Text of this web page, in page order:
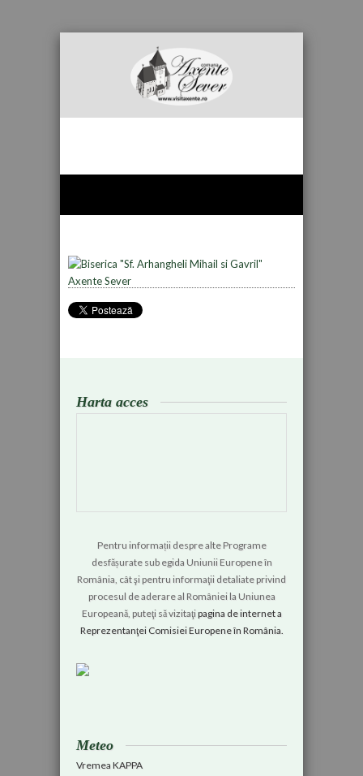
Harta acces
Pentru informații despre alte Programe
desfășurate sub egida Uniunii Europene în
România, cât şi pentru informaţii detaliate privind
procesul de aderare al României la Uniunea
Europeană, puteţi să vizitaţipagina de internet a
Reprezentanţei Comisiei Europene în România.
Meteo
Vremea KAPPA